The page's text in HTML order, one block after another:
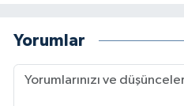
Yorumlar